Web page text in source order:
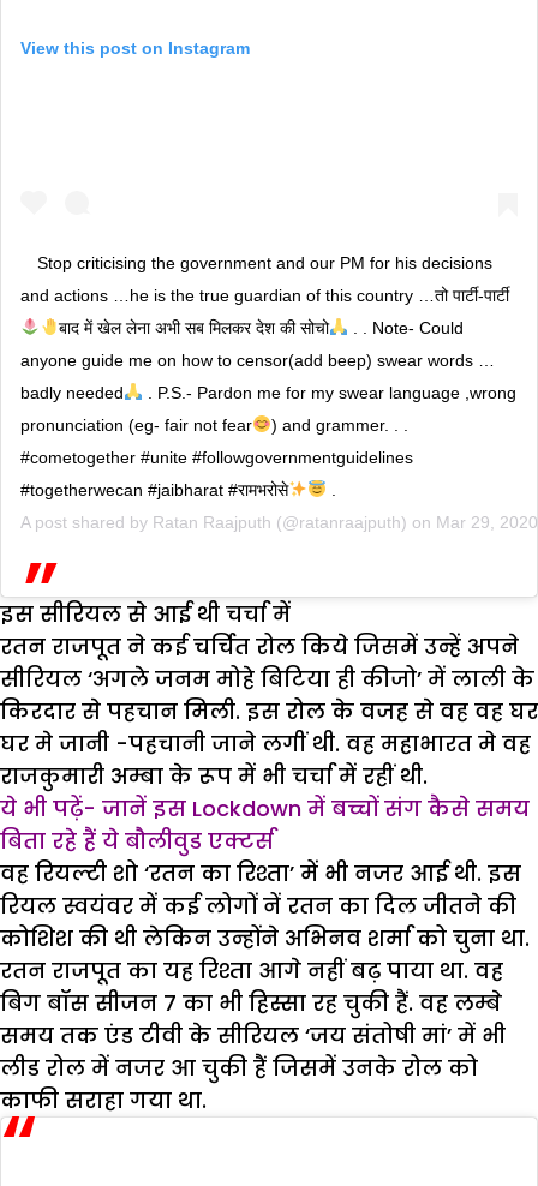
View this post on Instagram
Stop criticising the government and our PM for his decisions
and actions …he is the true guardian of this country …तो पार्टी-पार्टी
बाद में खेल लेना अभी सब मिलकर देश की सोचो
. . Note- Could
anyone guide me on how to censor(add beep) swear words …
badly needed
. P.S.- Pardon me for my swear language ,wrong
pronunciation (eg- fair not fear
) and grammer. . .
#cometogether #unite #followgovernmentguidelines
#togetherwecan #jaibharat #रामभरोसे
A post shared by Ratan Raajputh (@ratanraajputh) on Mar 29,
इस सीरियल से आई थी चर्चा में
रतन राजपूत ने कई चर्चित रोल किये जिसमें उन्हें अपने
सीरियल ‘अगले जनम मोहे बिटिया ही कीजो’ में लाली के
किरदार से पहचान मिली. इस रोल के वजह से वह वह घर
घर मे जानी -पहचानी जाने लगीं थी. वह महाभारत मे वह
राजकुमारी अम्बा के रूप में भी चर्चा में रहीं थी.
ये भी पढ़ें- जानें इस Lockdown में बच्चों संग कैसे समय
बिता रहे हैं ये बौलीवुड एक्टर्स
वह रियल्टी शो ‘रतन का रिश्ता’ में भी नजर आई थी. इस
रियल स्वयंवर में कई लोगों नें रतन का दिल जीतने की
कोशिश की थी लेकिन उन्होंने अभिनव शर्मा को चुना था.
रतन राजपूत का यह रिश्ता आगे नहीं बढ़ पाया था. वह
बिग बॉस सीजन 7 का भी हिस्सा रह चुकी हैं. वह लम्बे
समय तक एंड टीवी के सीरियल ‘जय संतोषी मां’ में भी
लीड रोल में नजर आ चुकी हैं जिसमें उनके रोल को
काफी सराहा गया था.